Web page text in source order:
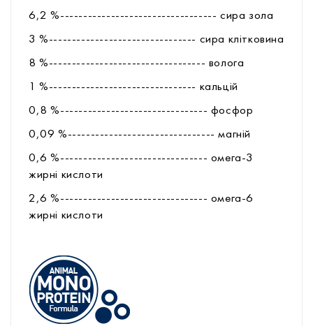
6,2 %---------------------------------- сира зола
3 %-------------------------------- сира клітковина
8 %---------------------------------- волога
1 %-------------------------------- кальцій
0,8 %-------------------------------- фоcфор
0,09 %-------------------------------- магній
0,6 %-------------------------------- омега-3
жирні кислоти
2,6 %-------------------------------- омега-6
жирні кислоти